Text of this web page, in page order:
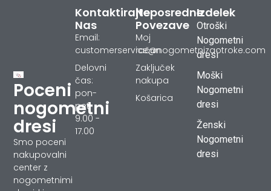
Poceni
nogometni
dresi
Smo poceni
nakupovalni
center z
nogometnimi
Izdelek
Otroški
Nogometni
dresi
Moški
Nogometni
dresi
Ženski
Nogometni
dresi
Neposredne
Povezave
Moj
račun
Zaključek
nakupa
Košarica
Kontaktirajte
Nas
Email:
customerservice@nogometnizaotroke.com
Delovni
čas:
pon-
pet
9.00 -
17.00